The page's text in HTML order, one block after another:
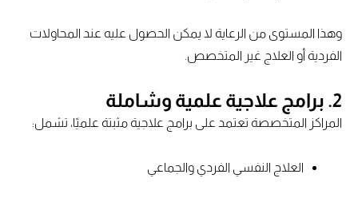
وهذا المستوى من الرعاية لا يمكن الحصول عليه عند المحاولات
الفردية أو العلاج غير المتخصص.
2. برامج علاجية علمية وشاملة
المراكز المتخصصة تعتمد على برامج علاجية مثبتة علميًا، تشمل:
العلاج النفسي الفردي والجماعي